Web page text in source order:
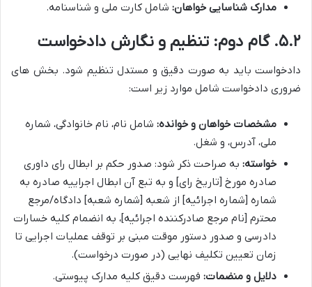
مدارک شناسایی خواهان: شامل کارت ملی و شناسنامه.
۵.۲. گام دوم: تنظیم و نگارش دادخواست
دادخواست باید به صورت دقیق و مستدل تنظیم شود. بخش های
ضروری دادخواست شامل موارد زیر است:
مشخصات خواهان و خوانده: شامل نام، نام خانوادگی، شماره
ملی، آدرس، و شغل.
خواسته: به صراحت ذکر شود: صدور حکم بر ابطال رای داوری
صادره مورخ [تاریخ رای] و به تبع آن ابطال اجراییه صادره به
شماره [شماره اجرائیه] از شعبه [شماره شعبه] دادگاه/مرجع
محترم [نام مرجع صادرکننده اجرائیه]، به انضمام کلیه خسارات
دادرسی و صدور دستور موقت مبنی بر توقف عملیات اجرایی تا
زمان تعیین تکلیف نهایی (در صورت درخواست).
دلایل و منضمات: فهرست دقیق کلیه مدارک پیوستی.